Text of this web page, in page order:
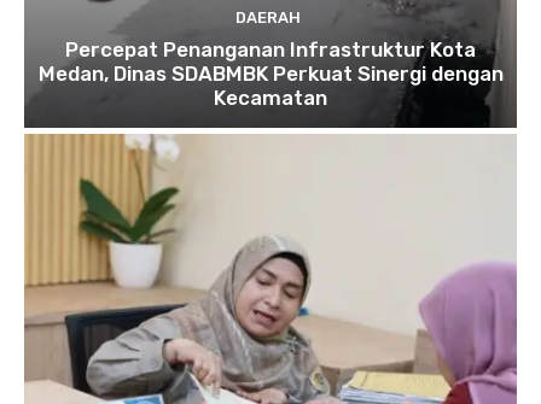
DAERAH
Percepat Penanganan Infrastruktur Kota
Medan, Dinas SDABMBK Perkuat Sinergi dengan
Kecamatan